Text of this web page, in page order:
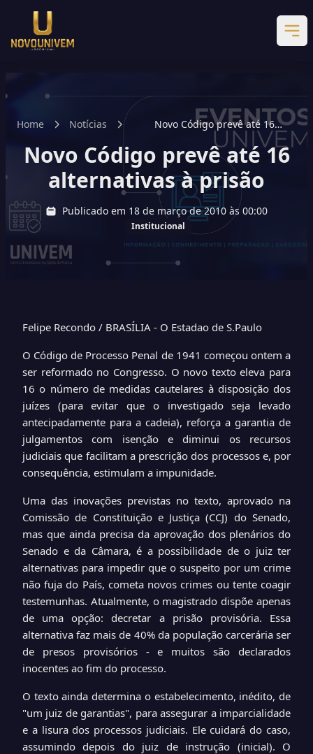
Home Notícias
Novo Código prevê até 16
alternativas à prisão
Novo Código prevê até 16
alternativas à prisão
Publicado em 18 de março de 2010 às 00:00
Institucional
Felipe Recondo / BRASÍLIA - O Estadao de S.Paulo
O Código de Processo Penal de 1941 começou ontem a
ser reformado no Congresso. O novo texto eleva para
16 o número de medidas cautelares à disposição dos
juízes (para evitar que o investigado seja levado
antecipadamente para a cadeia), reforça a garantia de
julgamentos com isenção e diminui os recursos
judiciais que facilitam a prescrição dos processos e, por
consequência, estimulam a impunidade.
Uma das inovações previstas no texto, aprovado na
Comissão de Constituição e Justiça (CCJ) do Senado,
mas que ainda precisa da aprovação dos plenários do
Senado e da Câmara, é a possibilidade de o juiz ter
alternativas para impedir que o suspeito por um crime
não fuja do País, cometa novos crimes ou tente coagir
testemunhas. Atualmente, o magistrado dispõe apenas
de uma opção: decretar a prisão provisória. Essa
alternativa faz mais de 40% da população carcerária ser
de presos provisórios - e muitos são declarados
inocentes ao fim do processo.
O texto ainda determina o estabelecimento, inédito, de
"um juiz de garantias", para assegurar a imparcialidade
e a lisura dos processos judiciais. Ele cuidará do caso,
assumindo depois do juiz de instrução (inicial). O